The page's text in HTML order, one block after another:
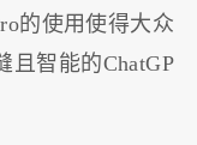
的使用使得大众
且智能的ChatGP